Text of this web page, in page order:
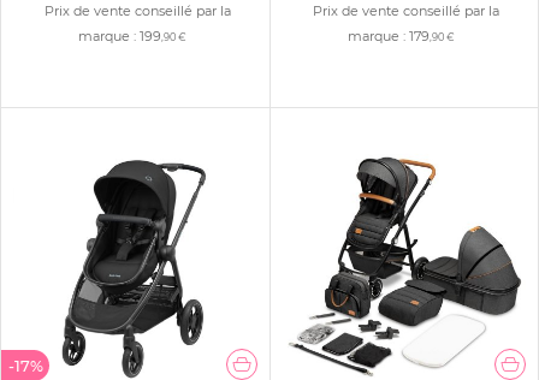
Prix de vente conseillé par la
marque :199 ,90 €
Prix de vente conseillé par la
marque :179 ,90 €
-17%